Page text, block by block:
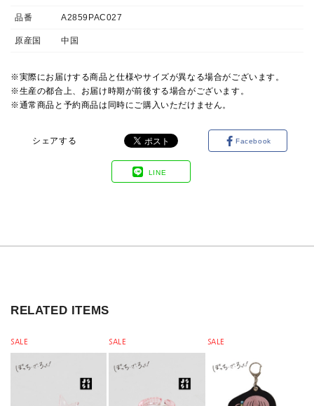
品番 A2859PAC027
原産国 中国
※実際にお届けする商品と仕様やサイズが異なる場合がございます。
※生産の都合上、お届け時期が前後する場合がございます。
※通常商品と予約商品は同時にご購入いただけません。
シェアする Facebook
LINE
RELATED ITEMS
SALE SALE SALE